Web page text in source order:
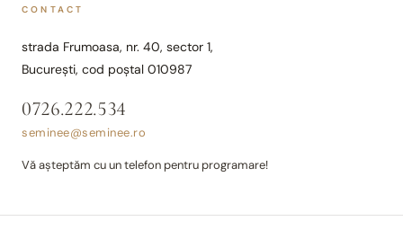
CONTACT
strada Frumoasa, nr. 40, sector 1,
București, cod poștal 010987
0726.222.534
seminee@seminee.ro
Vă așteptăm cu un telefon pentru programare!